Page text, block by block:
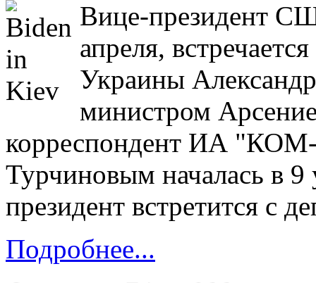
Вице-президент
апреля,
Украины
министром
корреспондент ИА
Турчиновым началась в 9
президент встретится с
Подробнее...